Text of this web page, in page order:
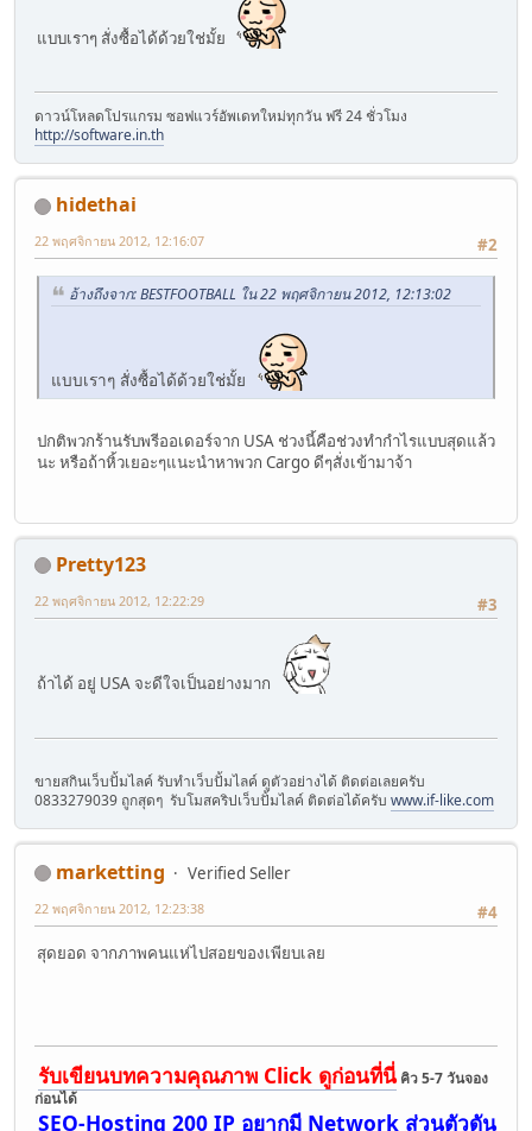
แบบเราๆ สั่งซื้อได้ด้วยใช่มั้ย
ดาวน์โหลดโปรแกรม ซอฟแวร์อัพเดทใหม่ทุกวัน ฟรี 24 ชั่วโมง
http://software.in.th
hidethai
#2
22 พฤศจิกายน 2012, 12:16:07
อ้างถึงจาก: BESTFOOTBALL ใน 22 พฤศจิกายน 2012, 12:13:02
แบบเราๆ สั่งซื้อได้ด้วยใช่มั้ย
ปกติพวกร้านรับพรีออเดอร์จาก USA ช่วงนี้คือช่วงทำกำไรแบบสุดแล้ว
นะ หรือถ้าหิ้วเยอะๆแนะนำหาพวก Cargo ดีๆสั่งเข้ามาจ้า
Pretty123
#3
22 พฤศจิกายน 2012, 12:22:29
ถ้าได้ อยู่ USA จะดีใจเป็นอย่างมาก
ขายสกินเว็บปั้มไลค์ รับทำเว็บปั้มไลค์ ดูตัวอย่างได้ ติดต่อเลยครับ
0833279039 ถูกสุดๆ รับโมสคริปเว็บปั้มไลค์ ติดต่อได้ครับ www.if-like.com
marketting
Verified Seller
#4
22 พฤศจิกายน 2012, 12:23:38
สุดยอด จากภาพคนแห่ไปสอยของเพียบเลย
รับเขียนบทความคุณภาพ Click ดูก่อนที่นี่คิว 5-7 วันจอง
ก่อนได้
SEO-Hosting 200 IP อยากมี Network ส่วนตัวดัน